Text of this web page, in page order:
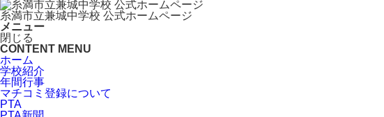
糸満市立兼城中学校 公式ホームページ
メニュー
閉じる
CONTENT MENU
ホーム
学校紹介
年間行事
マチコミ登録について
PTA